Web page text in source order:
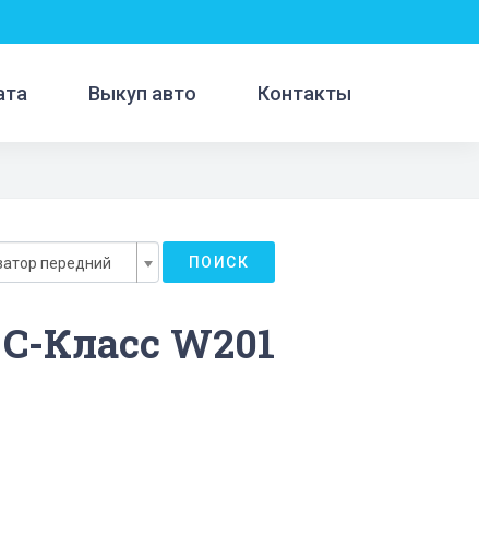
Выкуп авто Контакты
передний ПОИСК
Класс W201